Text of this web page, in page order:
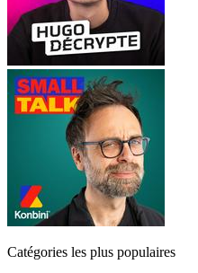
Catégories les plus populaires